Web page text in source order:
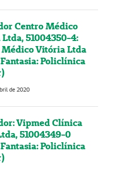
Centro Médico
51004350-4:
Médico Vitória Ltda
Policlínica
de 2020
Vipmed Clínica
51004349-0
Policlínica